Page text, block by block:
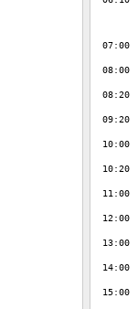
07:00
08:00
08:20
09:20
10:00
10:20
11:00
12:00
13:00
14:00
15:00